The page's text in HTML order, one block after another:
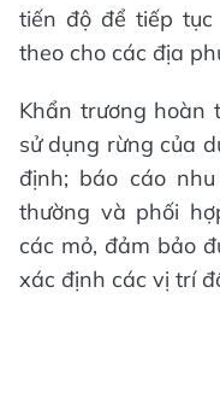
tiến độ để tiếp tục
theo cho các địa
Khẩn trương hoàn
sử dụng rừng của
định; báo cáo
thường và phối
các mỏ, đảm bảo
xác định các vị trí